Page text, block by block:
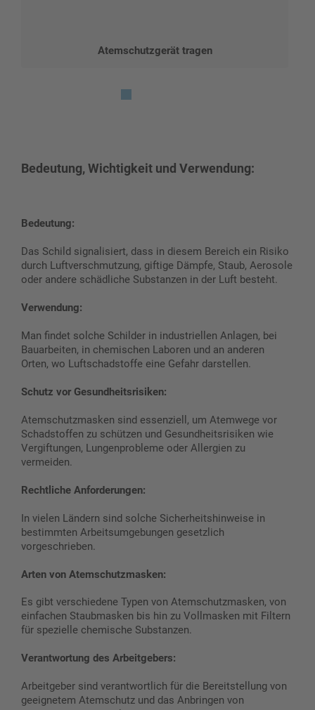
Atemschutzgerät tragen
Bedeutung, Wichtigkeit und Verwendung:
Bedeutung:
Das Schild signalisiert, dass in diesem Bereich ein Risiko
durch Luftverschmutzung, giftige Dämpfe, Staub, Aerosole
oder andere schädliche Substanzen in der Luft besteht.
Verwendung:
Man findet solche Schilder in industriellen Anlagen, bei
Bauarbeiten, in chemischen Laboren und an anderen
Orten, wo Luftschadstoffe eine Gefahr darstellen.
Schutz vor Gesundheitsrisiken:
Atemschutzmasken sind essenziell, um Atemwege vor
Schadstoffen zu schützen und Gesundheitsrisiken wie
Vergiftungen, Lungenprobleme oder Allergien zu
vermeiden.
Rechtliche Anforderungen:
In vielen Ländern sind solche Sicherheitshinweise in
bestimmten Arbeitsumgebungen gesetzlich
vorgeschrieben.
Arten von Atemschutzmasken:
Es gibt verschiedene Typen von Atemschutzmasken, von
einfachen Staubmasken bis hin zu Vollmasken mit Filtern
für spezielle chemische Substanzen.
Verantwortung des Arbeitgebers:
Arbeitgeber sind verantwortlich für die Bereitstellung von
geeignetem Atemschutz und das Anbringen von